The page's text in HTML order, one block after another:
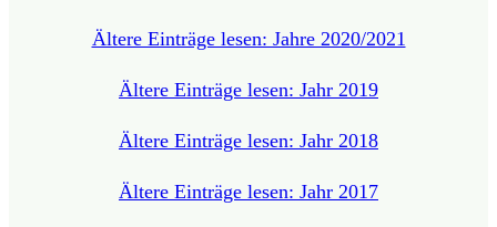
Älte­re Ein­trä­ge lesen: Jah­re 2020/2021
Älte­re Ein­trä­ge lesen: Jahr 2019
Älte­re Ein­trä­ge lesen: Jahr 2018
Älte­re Ein­trä­ge lesen: Jahr 2017